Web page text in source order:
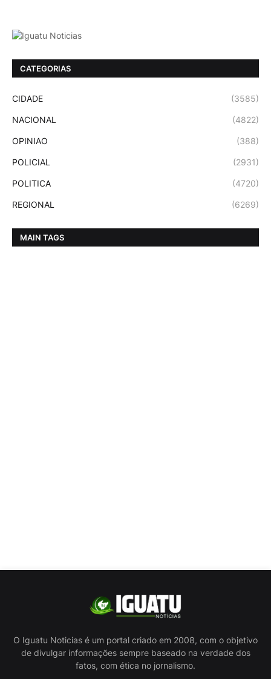
CATEGORIAS
CIDADE (3585)
NACIONAL (4822)
OPINIAO (388)
POLICIAL (2931)
POLITICA (4720)
REGIONAL (6269)
MAIN TAGS
O Iguatu Noticias é um portal criado em 2008, com o objetivo
de divulgar informações sempre baseado na verdade dos
fatos, com ética no jornalismo.